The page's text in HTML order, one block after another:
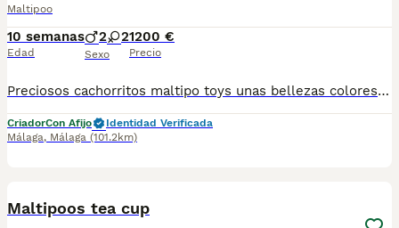
Maltipoo
10 semanas
Edad
2 2
Sexo
1200 €
Precio
Preciosos cachorritos maltipo toys unas bellezas colores difuminados muy guapos machos y hembras se entregan al dia de todo para mas información llámame al 615080706
CriadorCon Afijo
Identidad Verificada
Málaga, Málaga (101.2km)
Maltipoos tea cup